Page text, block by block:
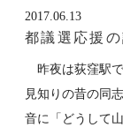
2017.06.13
都議選応援の
昨夜は荻窪駅
見知りの昔の同
音に「どうして